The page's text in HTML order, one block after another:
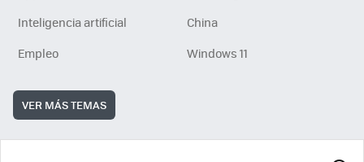
Inteligencia artificial
China
Empleo
Windows 11
VER MÁS TEMAS